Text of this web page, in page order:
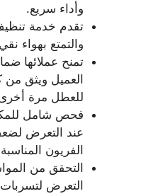
وأداء سريع.
تقدم خدمة
والتمتع بهواء
تمنح عملائها
العميل ويثق
للعطل مرة
فحص شامل
عند التعرض
الفريون
التحقق من
التعرض